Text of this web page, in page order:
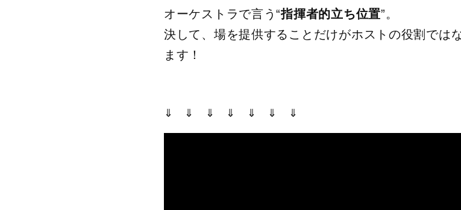
オーケストラで言う“指揮者的立ち位置”。
決して、場を提供することだけがホストの役割では
ます️！
⇓ ⇓ ⇓ ⇓ ⇓ ⇓ ⇓